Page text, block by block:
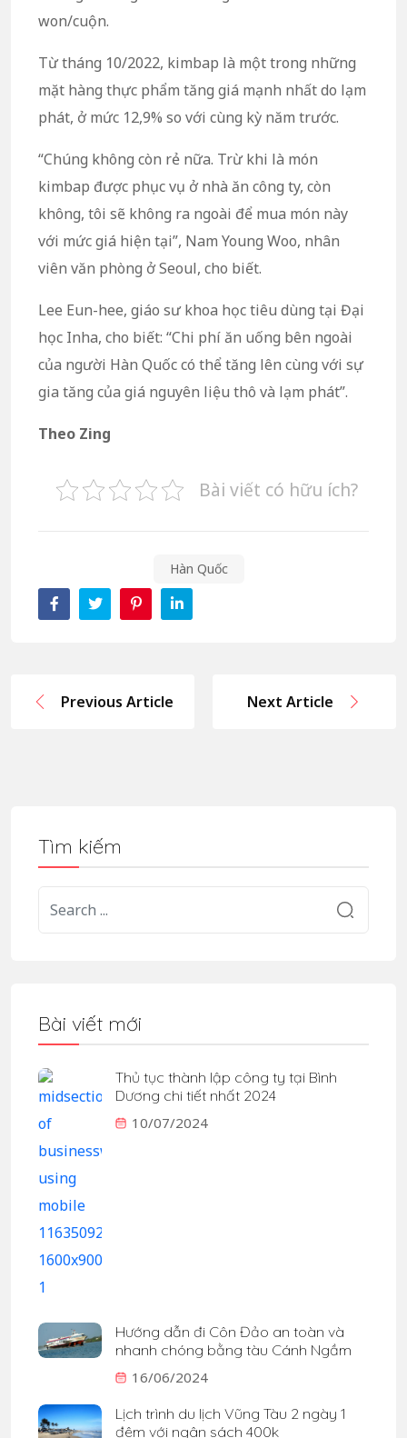
won/cuộn.
Từ tháng 10/2022, kimbap là một trong những
mặt hàng thực phẩm tăng giá mạnh nhất do lạm
phát, ở mức 12,9% so với cùng kỳ năm trước.
“Chúng không còn rẻ nữa. Trừ khi là món
kimbap được phục vụ ở nhà ăn công ty, còn
không, tôi sẽ không ra ngoài để mua món này
với mức giá hiện tại”, Nam Young Woo, nhân
viên văn phòng ở Seoul, cho biết.
Lee Eun-hee, giáo sư khoa học tiêu dùng tại Đại
học Inha, cho biết: “Chi phí ăn uống bên ngoài
của người Hàn Quốc có thể tăng lên cùng với sự
gia tăng của giá nguyên liệu thô và lạm phát”.
Theo Zing
Bài viết có hữu ích?
Hàn Quốc
Previous Article Next Article
Tìm kiếm
Bài viết mới
Thủ tục thành lập công ty tại Bình
Dương chi tiết nhất 2024
10/07/2024
Hướng dẫn đi Côn Đảo an toàn và
nhanh chóng bằng tàu Cánh Ngầm
16/06/2024
Lịch trình du lịch Vũng Tàu 2 ngày 1
đêm với ngân sách 400k